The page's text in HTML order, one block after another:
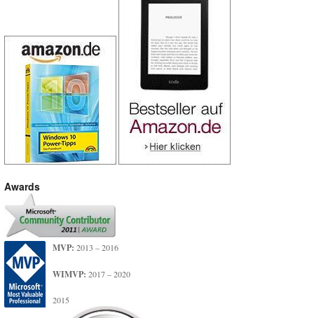
Awards
MVP: 2013 – 2016
WIMVP: 2017 – 2020
2015